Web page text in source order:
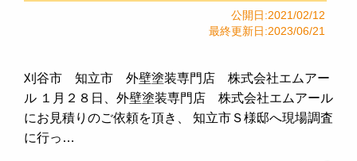
公開日:2021/02/12
最終更新日:2023/06/21
刈谷市 知立市 外壁塗装専門店 株式会社エムアー
ル １月２８日、外壁塗装専門店 株式会社エムアール
にお見積りのご依頼を頂き、 知立市Ｓ様邸へ現場調査
に行っ…